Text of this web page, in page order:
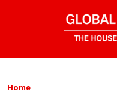
Home